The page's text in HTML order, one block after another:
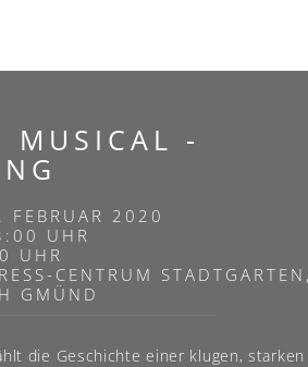
MUSICAL -
FEBRUAR 2020
UHR
UHR
CENTRUM
GMÜND
die Geschichte einer klugen,